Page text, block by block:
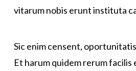
vitarum nobis erunt instituta
Sic enim censent,
Et harum quidem rerum facilis